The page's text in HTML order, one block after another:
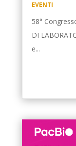
EVENTI
58°
DI
e...